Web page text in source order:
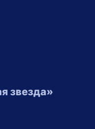
звезда»